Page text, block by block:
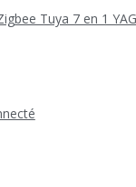
Tuya 7 en 1